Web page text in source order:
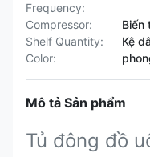
Frequency:
Compressor:
Biến
Shelf Quantity:
Kệ
Color:
Mô tả Sản phẩm
Tủ đông đồ